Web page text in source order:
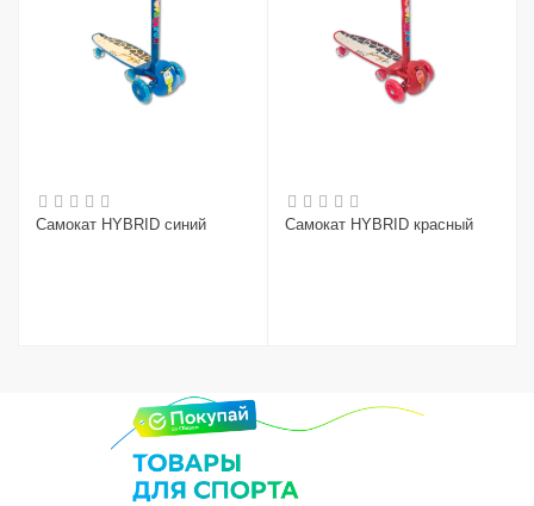
Самокат HYBRID синий Самокат HYBRID красный